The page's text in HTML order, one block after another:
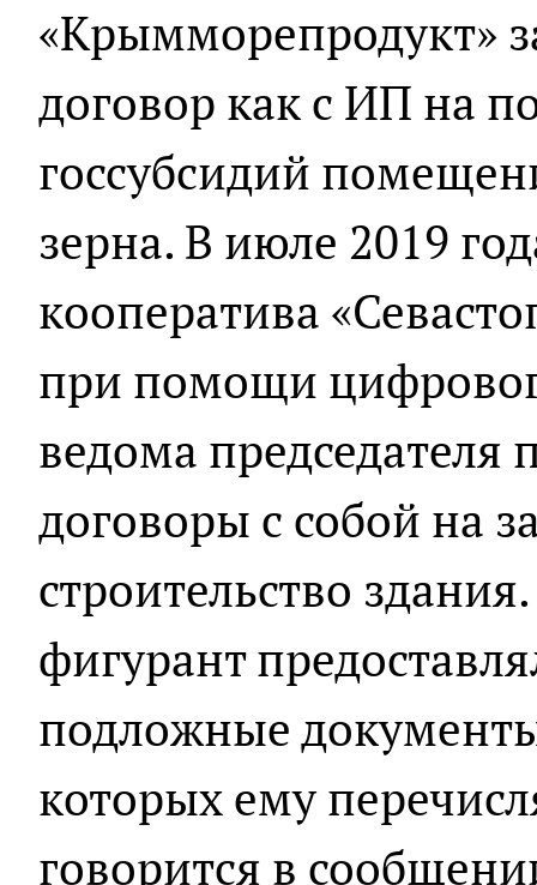
«Крымморепродукт»
договор как с ИП на
госсубсидий
зерна. В июле 2019
кооператива
при помощи
ведома председателя
договоры с собой на
строительство
фигурант
подложные
которых ему
говорится в